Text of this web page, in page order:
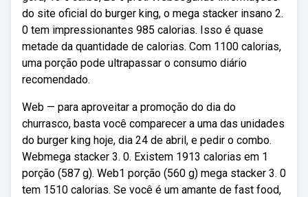
do site oficial do burger king, o mega stacker insano 2.
0 tem impressionantes 985 calorias. Isso é quase
metade da quantidade de calorias. Com 1100 calorias,
uma porção pode ultrapassar o consumo diário
recomendado.
Web — para aproveitar a promoção do dia do
churrasco, basta você comparecer a uma das unidades
do burger king hoje, dia 24 de abril, e pedir o combo.
Webmega stacker 3. 0. Existem 1913 calorias em 1
porção (587 g). Web1 porção (560 g) mega stacker 3. 0
tem 1510 calorias. Se você é um amante de fast food,